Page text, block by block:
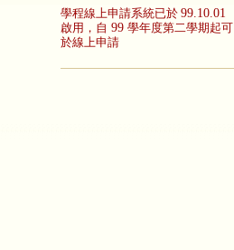
學程線上申請系統已於 99.10.01
啟用，自 99 學年度第二學期起可
於線上申請